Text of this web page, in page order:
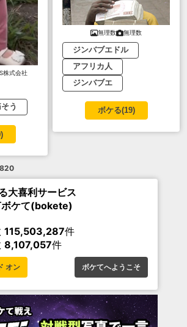
株式会社
う
)
無理数 無理数
ジンバブエドル
アフリカ人
ジンバブエ
ボケる(19)
大喜利サービス
ボケて(bokete)
115,503,287件
8,107,057件
オン ボケてへようこそ